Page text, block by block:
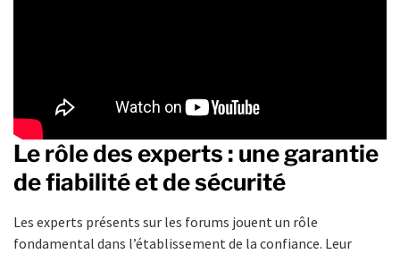
Le rôle des experts : une garantie
de fiabilité et de sécurité
Les experts présents sur les forums jouent un rôle
fondamental dans l’établissement de la confiance. Leur